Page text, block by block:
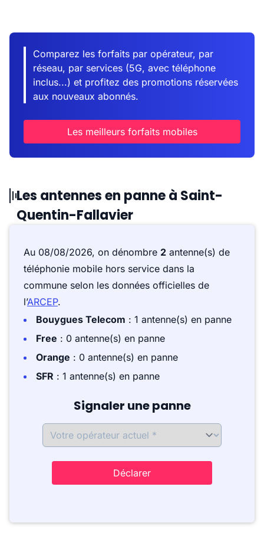
Comparez les forfaits par opérateur, par
réseau, par services (5G, avec téléphone
inclus...) et profitez des promotions réservées
aux nouveaux abonnés.
Les meilleurs forfaits mobiles
Les antennes en panne à Saint-
Quentin-Fallavier
Au 08/08/2026, on dénombre 2 antenne(s) de
téléphonie mobile hors service dans la
commune selon les données officielles de
l’ARCEP.
Bouygues Telecom : 1 antenne(s) en panne
Free : 0 antenne(s) en panne
Orange : 0 antenne(s) en panne
SFR : 1 antenne(s) en panne
Signaler une panne
Déclarer